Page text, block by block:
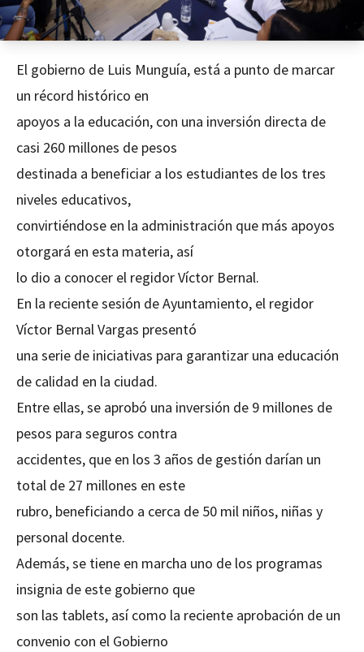
El gobierno de Luis Munguía, está a punto de marcar
un récord histórico en
apoyos a la educación, con una inversión directa de
casi 260 millones de pesos
destinada a beneficiar a los estudiantes de los tres
niveles educativos,
convirtiéndose en la administración que más apoyos
otorgará en esta materia, así
lo dio a conocer el regidor Víctor Bernal.
En la reciente sesión de Ayuntamiento, el regidor
Víctor Bernal Vargas presentó
una serie de iniciativas para garantizar una educación
de calidad en la ciudad.
Entre ellas, se aprobó una inversión de 9 millones de
pesos para seguros contra
accidentes, que en los 3 años de gestión darían un
total de 27 millones en este
rubro, beneficiando a cerca de 50 mil niños, niñas y
personal docente.
Además, se tiene en marcha uno de los programas
insignia de este gobierno que
son las tablets, así como la reciente aprobación de un
convenio con el Gobierno